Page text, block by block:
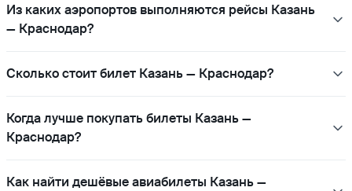
Из каких аэропортов выполняются рейсы Казань
— Краснодар?
Сколько стоит билет Казань — Краснодар?
Когда лучше покупать билеты Казань —
Краснодар?
Как найти дешёвые авиабилеты Казань —